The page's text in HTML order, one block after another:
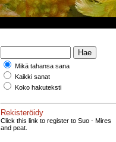
Mikä tahansa sana
Kaikki sanat
Koko hakuteksti
Rekisteröidy
Click this link to register to Suo - Mires
and peat.